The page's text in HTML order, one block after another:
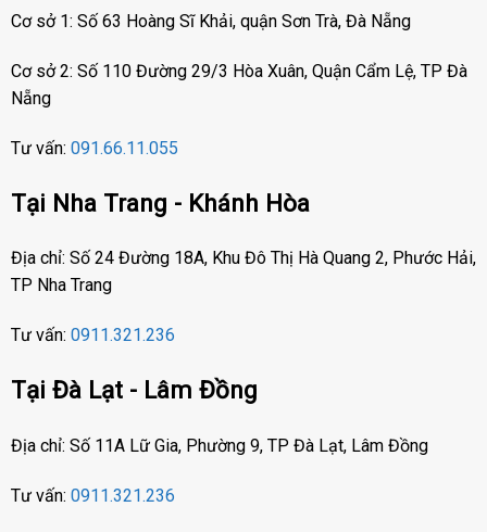
Cơ sở 1: Số 63 Hoàng Sĩ Khải, quận Sơn Trà, Đà Nẵng
Cơ sở 2: Số 110 Đường 29/3 Hòa Xuân, Quận Cẩm Lệ, TP Đà
Nẵng
Tư vấn: 091.66.11.055
Tại Nha Trang - Khánh Hòa
Địa chỉ: Số 24 Đường 18A, Khu Đô Thị Hà Quang 2, Phước Hải,
TP Nha Trang
Tư vấn: 0911.321.236
Tại Đà Lạt - Lâm Đồng
Địa chỉ: Số 11A Lữ Gia, Phường 9, TP Đà Lạt, Lâm Đồng
Tư vấn: 0911.321.236